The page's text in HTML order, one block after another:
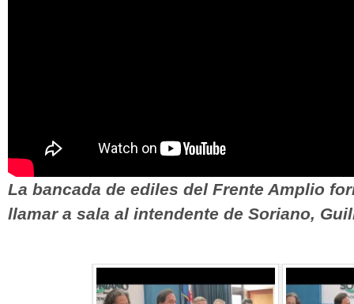
La bancada de ediles del Frente Amplio
llamar a sala al intendente de Soriano,